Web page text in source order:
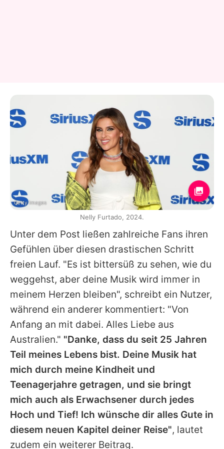
Unter dem Post ließen zahlreiche Fans ihren
Gefühlen über diesen drastischen Schritt
freien Lauf. "Es ist bittersüß zu sehen, wie du
weggehst, aber deine Musik wird immer in
meinem Herzen bleiben", schreibt ein Nutzer,
während ein anderer kommentiert: "Von
Anfang an mit dabei. Alles Liebe aus
Australien." "Danke, dass du seit 25 Jahren
Teil meines Lebens bist. Deine Musik hat
mich durch meine Kindheit und
Teenagerjahre getragen, und sie bringt
mich auch als Erwachsener durch jedes
Hoch und Tief! Ich wünsche dir alles Gute in
diesem neuen Kapitel deiner Reise", lautet
zudem ein weiterer Beitrag.
Getty Images
Nelly Furtado, 2024.